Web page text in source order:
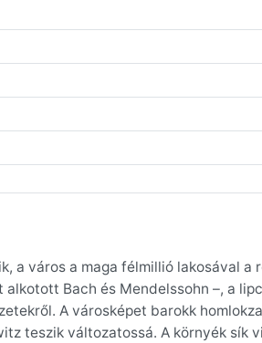
a város a maga félmillió lakosával a
Bach és Mendelssohn –, a
A városképet barokk
teszik változatossá. A környék sík